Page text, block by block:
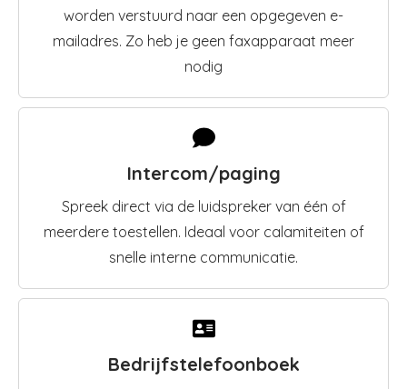
worden verstuurd naar een opgegeven e-
mailadres. Zo heb je geen faxapparaat meer
nodig
Intercom/paging
Spreek direct via de luidspreker van één of
meerdere toestellen. Ideaal voor calamiteiten of
snelle interne communicatie.
Bedrijfstelefoonboek